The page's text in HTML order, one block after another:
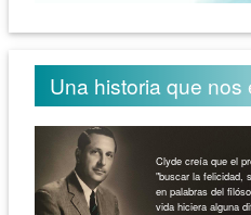
Una historia que nos
Clyde creía que el
"buscar la felicidad,
en palabras del
vida hiciera alguna